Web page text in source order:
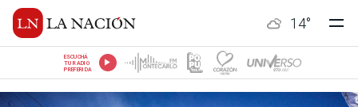
14°
ESCUCHÁ
TU RADIO
PREFERIDA